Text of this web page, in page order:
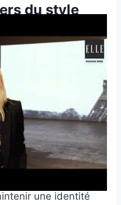
du style
d’élégance
avec des
70.
Voltaire se
ses
une identité